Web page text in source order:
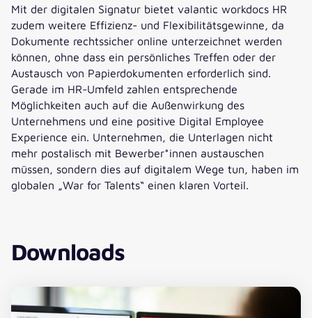
Mit der digitalen Signatur bietet valantic workdocs HR
zudem weitere Effizienz- und Flexibilitätsgewinne, da
Dokumente rechtssicher online unterzeichnet werden
können, ohne dass ein persönliches Treffen oder der
Austausch von Papierdokumenten erforderlich sind.
Gerade im HR-Umfeld zahlen entsprechende
Möglichkeiten auch auf die Außenwirkung des
Unternehmens und eine positive Digital Employee
Experience ein. Unternehmen, die Unterlagen nicht
mehr postalisch mit Bewerber*innen austauschen
müssen, sondern dies auf digitalem Wege tun, haben im
globalen „War for Talents“ einen klaren Vorteil.
Downloads